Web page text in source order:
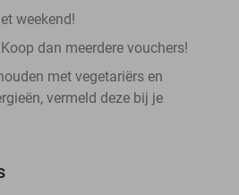
weekend!
dan meerdere vouchers!
met vegetariërs en
vermeld deze bij je